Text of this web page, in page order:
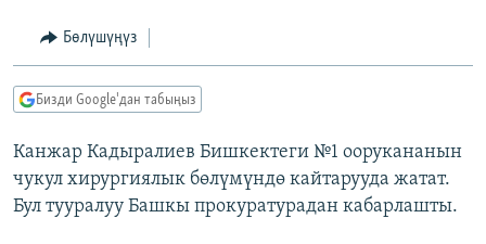
МАДАНИЯТ
ТВ ПРОГРАММАЛАР
ЭКСПЕРТТЕР ТАЛДАЙТ
БИЗ ЖАНА ДҮЙНӨ
ДАНИСТЕ
ӨЗГӨЧӨ ПИКИР
Русский
Бөлүшүңүз
Бизди Google'дан табыңыз
Канжар Кадыралиев Бишкектеги №1 оорукананын
чукул хирургиялык бөлүмүндө кайтарууда жатат.
Бул тууралуу Башкы прокуратурадан кабарлашты.